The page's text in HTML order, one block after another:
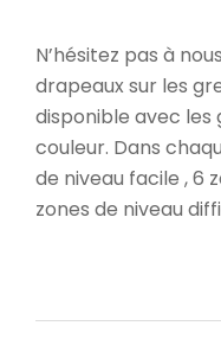
N’hésitez pas à
drapeaux sur les
disponible avec les
couleur. Dans
de niveau facile , 6
zones de niveau